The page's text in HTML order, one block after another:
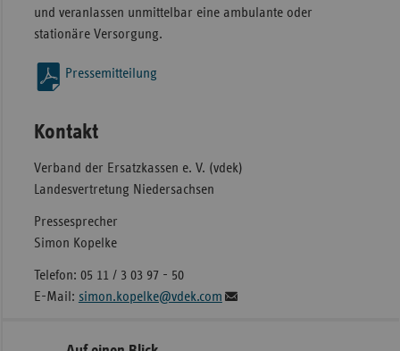
und veranlassen unmittelbar eine ambulante oder
stationäre Versorgung.
Pressemitteilung
Kontakt
Verband der Ersatzkassen e. V. (vdek)
Landesvertretung Niedersachsen
Pressesprecher
Simon Kopelke
Telefon: 05 11 / 3 03 97 - 50
E-Mail: simon.kopelke@vdek.com